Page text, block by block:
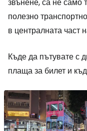
полезно
в централната част
Къде да пътувате с
плаща за билет и